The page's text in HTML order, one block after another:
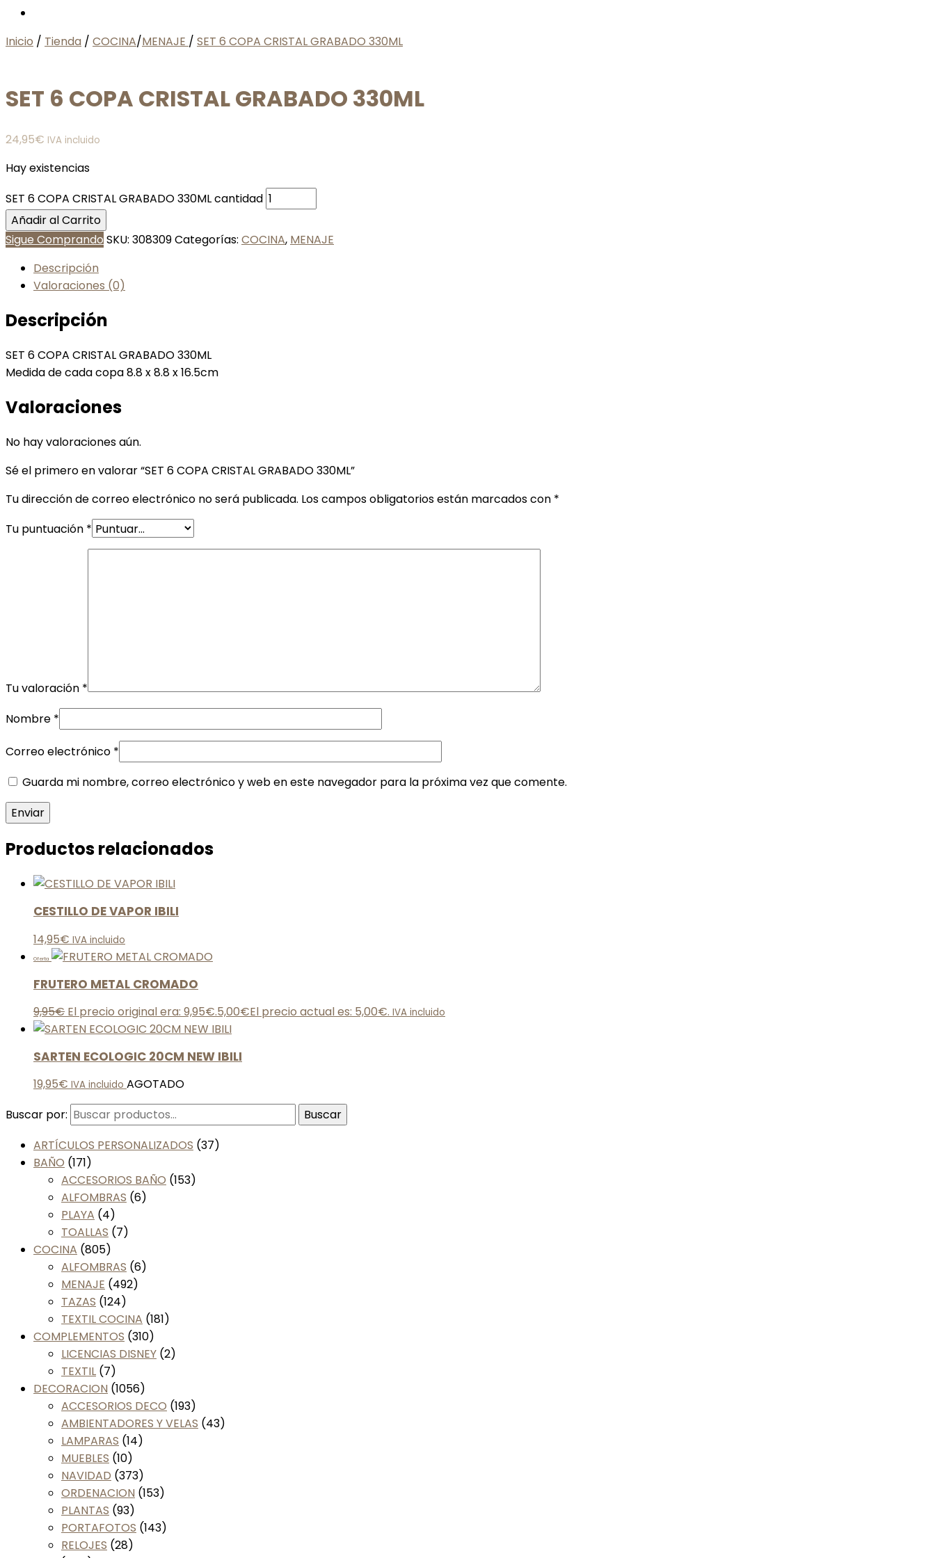
Inicio / Tienda / COCINA/MENAJE / SET 6 COPA CRISTAL GRABADO 330ML
SET 6 COPA CRISTAL GRABADO 330ML
24,95€ IVA incluido
Hay existencias
SET 6 COPA CRISTAL GRABADO 330ML cantidad
Añadir al Carrito
Sigue Comprando SKU: 308309Categorías: COCINA, MENAJE
Descripción
Valoraciones (0)
Descripción
SET 6 COPA CRISTAL GRABADO 330ML
Medida de cada copa 8.8 x 8.8 x 16.5cm
Valoraciones
No hay valoraciones aún.
Sé el primero en valorar “SET 6 COPA CRISTAL GRABADO 330ML”
Tu dirección de correo electrónico no será publicada. Los campos obligatorios están marcados con *
Tu puntuación *
Tu valoración *
Nombre *
Correo electrónico *
Guarda mi nombre, correo electrónico y web en este navegador para la próxima vez que comente.
Productos relacionados
CESTILLO DE VAPOR IBILI
14,95€ IVA incluido
Oferta
FRUTERO METAL CROMADO
9,95€ El precio original era: 9,95€.5,00€El precio actual es: 5,00€. IVA incluido
SARTEN ECOLOGIC 20CM NEW IBILI
19,95€ IVA incluido AGOTADO
Buscar por:
Buscar
ARTÍCULOS PERSONALIZADOS (37)
BAÑO (171)
ACCESORIOS BAÑO (153)
ALFOMBRAS (6)
PLAYA (4)
TOALLAS (7)
COCINA (805)
ALFOMBRAS (6)
MENAJE (492)
TAZAS (124)
TEXTIL COCINA (181)
COMPLEMENTOS (310)
LICENCIAS DISNEY (2)
TEXTIL (7)
DECORACION (1056)
ACCESORIOS DECO (193)
AMBIENTADORES Y VELAS (43)
LAMPARAS (14)
MUEBLES (10)
NAVIDAD (373)
ORDENACION (153)
PLANTAS (93)
PORTAFOTOS (143)
RELOJES (28)